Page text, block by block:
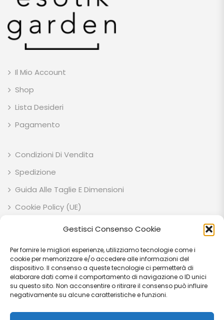
Gestisci Consenso Cookie
Per fornire le migliori esperienze, utilizziamo tecnologie come i
cookie per memorizzare e/o accedere alle informazioni del
dispositivo. Il consenso a queste tecnologie ci permetterà di
elaborare dati come il comportamento di navigazione o ID unici
su questo sito. Non acconsentire o ritirare il consenso può influire
negativamente su alcune caratteristiche e funzioni.
Il Mio Account
Shop
Lista Desideri
Pagamento
Condizioni Di Vendita
Spedizione
Guida Alle Taglie E Dimensioni
Cookie Policy (UE)
ESOTIK GARDEN SOCIETA' AGRICOLA SEMPLICE P.IVA: IT03707710541 C.F:
03707710541 VIA EZIO RUBEGNI 14 06023 - GUALDO TADINO (PG) - IT
PEC: esotikgarden@pec.it